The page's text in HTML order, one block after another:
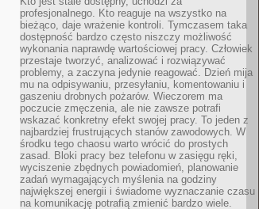
profesjonalnego. Kto reaguje na wszystko na
bieżąco, daje wrażenie kontroli. Tymczasem taka
dostępność bardzo często niszczy możliwość
wykonania naprawdę wartościowej pracy. Człowiek
przestaje tworzyć, analizować i rozwiązywać
problemy, a zaczyna jedynie reagować. Dzień mija
mu na odpisywaniu, przesyłaniu, komentowaniu i
gaszeniu drobnych pożarów. Wieczorem ma
poczucie zmęczenia, ale nie zawsze potrafi
wskazać konkretny efekt swojej pracy. To jeden z
najbardziej frustrujących stanów zawodowych. W
środku tego chaosu warto wrócić do prostych
zasad. Bloki pracy bez telefonu w zasięgu ręki,
wyciszenie zbędnych powiadomień, planowanie
zadań wymagających myślenia na godziny
największej energii i świadome wyznaczanie czasu
na komunikację potrafią zmienić bardzo wiele.